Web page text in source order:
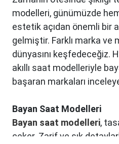
modelleri, günümüzde
estetik açıdan önemli bir
gelmiştir. Farklı marka ve
dünyasını keşfedeceğiz.
akıllı saat modelleriyle
başaran markaları
Bayan Saat Modelleri
Bayan saat modelleri,
çeker. Zarif ve şık